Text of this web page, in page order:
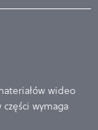
wideo
wymaga